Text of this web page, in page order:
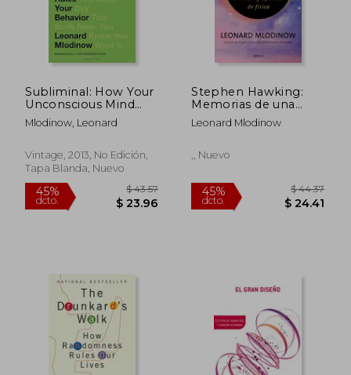
45%
dcto. $ 21.88
45%
dcto.
Subliminal: How Your
Unconscious Mind
Rules Your Behavior
(en Inglés)
Mlodinow, Leonard
Vintage, 2013, No Edición,
Tapa Blanda, Nuevo
Stephen Hawking:
Memorias de una
amistad y apuntes
Leonard Mlodinow
,, Nuevo